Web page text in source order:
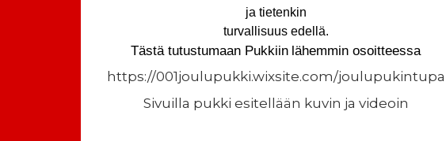
ja tietenkin
turvallisuus edellä.
Tästä tutustumaan Pukkiin lähemmin osoitteessa
https://001joulupukki.wixsite.com/joulupukintupa
Sivuilla pukki esitellään kuvin ja videoin